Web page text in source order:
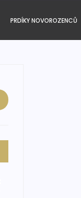
PRDÍKY NOVOROZENCŮ